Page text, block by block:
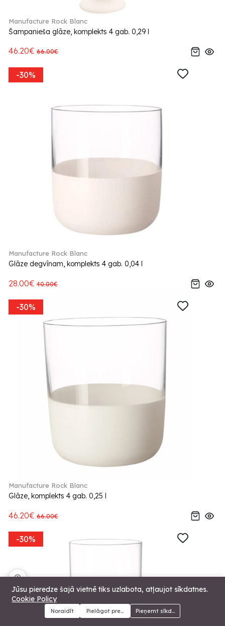
Menu Kategorijas Meklēt Grozs
Manufacture Rock Blanc
Šampanieša glāze, komplekts 4 gab. 0,29 l
46.20€ 66.00€
-30%
Manufacture Rock Blanc
Glāze degvīnam, komplekts 4 gab. 0,04 l
28.00€ 40.00€
-30%
Manufacture Rock Blanc
Glāze, komplekts 4 gab. 0,25 l
46.20€ 66.00€
-30%
Jūsu pieredze šajā vietnē tiks uzlabota, atļaujot sīkdatnes.
Cookie Policy
Noraidīt Pielāgot preferencesPieņemt sīkdatnes
🍪